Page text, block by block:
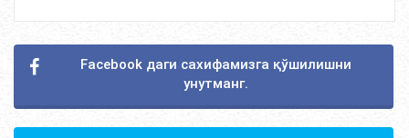
Facebook даги сахифамизга қўшилишни
унутманг.